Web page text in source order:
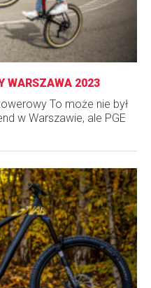
WARSZAWA 2023
To może nie był
w Warszawie, ale PGE